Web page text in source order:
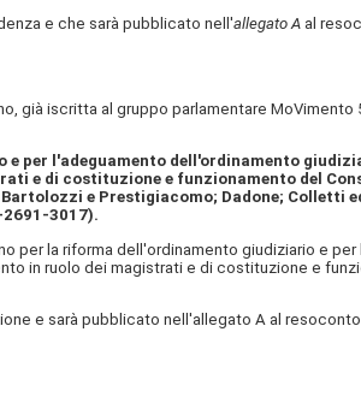
e che sarà pubblicato nell'allegato Aal
già iscritta al gruppo parlamentare
e per l'adeguamento dell'ordinamento
e di costituzione e funzionamento del
e Prestigiacomo; Dadone; Colletti
3017​).
per la riforma dell'ordinamento giudiziario e
in ruolo dei magistrati e di costituzione e
e sarà pubblicato nell'allegato A al